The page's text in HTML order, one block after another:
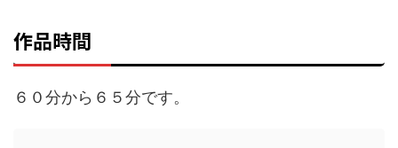
作品時間
６０分から６５分です。